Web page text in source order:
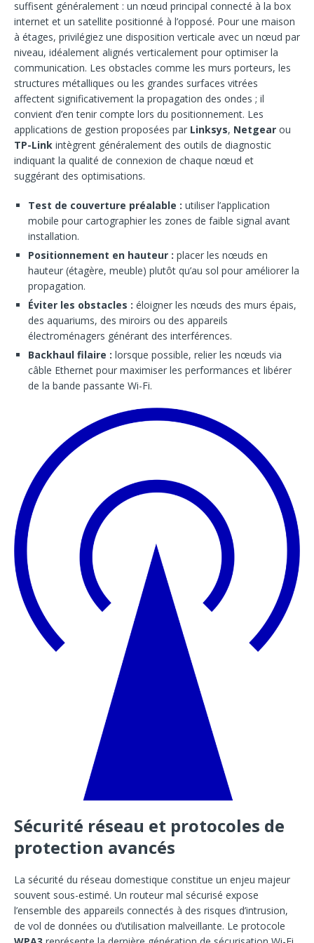
suffisent généralement : un nœud principal connecté à la box
internet et un satellite positionné à l’opposé. Pour une maison
à étages, privilégiez une disposition verticale avec un nœud par
niveau, idéalement alignés verticalement pour optimiser la
communication. Les obstacles comme les murs porteurs, les
structures métalliques ou les grandes surfaces vitrées
affectent significativement la propagation des ondes ; il
convient d’en tenir compte lors du positionnement. Les
applications de gestion proposées par Linksys, Netgear ou
TP-Link intègrent généralement des outils de diagnostic
indiquant la qualité de connexion de chaque nœud et
suggérant des optimisations.
Test de couverture préalable : utiliser l’application
mobile pour cartographier les zones de faible signal avant
installation.
Positionnement en hauteur : placer les nœuds en
hauteur (étagère, meuble) plutôt qu’au sol pour améliorer la
propagation.
Éviter les obstacles : éloigner les nœuds des murs épais,
des aquariums, des miroirs ou des appareils
électroménagers générant des interférences.
Backhaul filaire : lorsque possible, relier les nœuds via
câble Ethernet pour maximiser les performances et libérer
de la bande passante Wi-Fi.
Sécurité réseau et protocoles de
protection avancés
La sécurité du réseau domestique constitue un enjeu majeur
souvent sous-estimé. Un routeur mal sécurisé expose
l’ensemble des appareils connectés à des risques d’intrusion,
de vol de données ou d’utilisation malveillante. Le protocole